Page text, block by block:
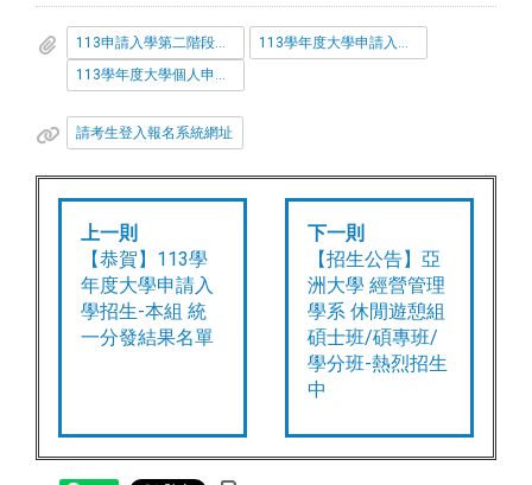
113申請入學第二階段報名注意事項(公告版)
113學年度大學申請入學甄審說明會敬邀函
113學年度大學個人申請入學第二階段指定項目甄試事宜公告
請考生登入報名系統網址
上一則
【恭賀】113學
年度大學申請入
學招生-本組 統
一分發結果名單
下一則
【招生公告】亞
洲大學 經營管理
學系 休閒遊憩組
碩士班/碩專班/
學分班-熱烈招生
中